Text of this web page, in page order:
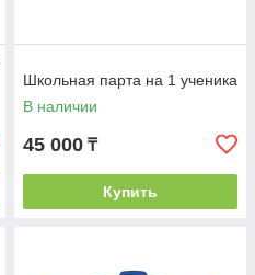
Школьная парта на 1 ученика
В наличии
45 000 ₸
Купить